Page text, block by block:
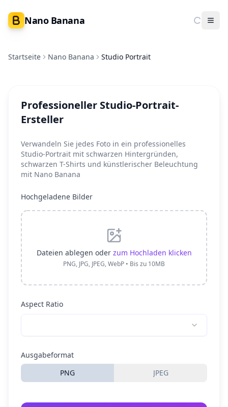
Nano Banana
Startseite Nano Banana Studio Portrait
Professioneller Studio-Portrait-
Ersteller
Verwandeln Sie jedes Foto in ein professionelles
Studio-Portrait mit schwarzen Hintergründen,
schwarzen T-Shirts und künstlerischer Beleuchtung
mit Nano Banana
Hochgeladene Bilder
Dateien ablegen oder zum Hochladen klicken
PNG, JPG, JPEG, WebP • Bis zu 10MB
Aspect Ratio
Ausgabeformat
PNG
JPEG